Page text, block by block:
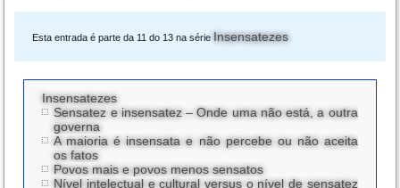
Esta entrada é parte da 11 do 13 na série Insensatezes
Insensatezes
Sensatez e insensatez – Onde uma não está, a outra
governa
A maioria é insensata e não percebe ou não aceita
os fatos
Povos mais e povos menos sensatos
Nível intelectual e cultural versus o nível de sensatez